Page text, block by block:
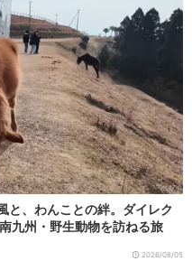
と、わんことの絆。ダイレク
九州・野生動物を訪ねる旅
2026/08/05